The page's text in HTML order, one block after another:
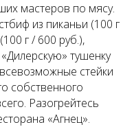
мастеров по мясу.
из пиканьи (100 г
г / 600 руб.),
тушенку
стейки
собственного
Разогрейтесь
«Агнец».